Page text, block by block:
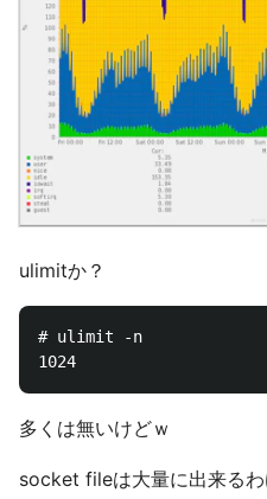
ulimitか？
# ulimit -n
多くは無いけどｗ
socket fileは大量に出来る